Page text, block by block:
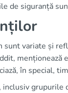
de siguranță
sunt variate și
în special,
grupurile